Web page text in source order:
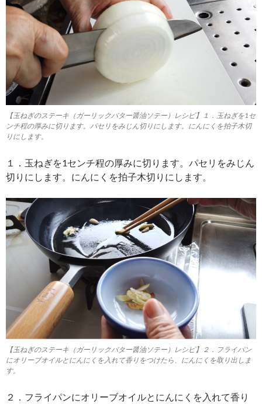
【玉ねぎのステーキ（ガーリックバター醤油ソテー）レシピ】１．玉ねぎを1セ
ンチ程の厚みに切ります。パセリをみじん切りにします。にんにくを拍子木切
りにします。
１．玉ねぎを1センチ程の厚みに切ります。パセリをみじん
切りにします。にんにくを拍子木切りにします。
【玉ねぎのステーキ（ガーリックバター醤油ソテー）レシピ】２．フライパン
にオリーブオイルとにんにくを入れて香りをつけたら、にんにくを取り出しま
す。
２．フライパンにオリーブオイルとにんにくを入れて香り